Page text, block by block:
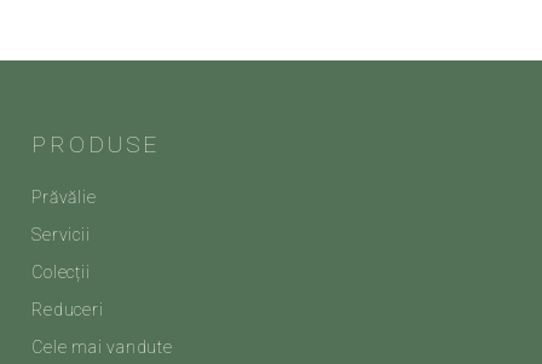
PRODUSE
Prăvălie
Servicii
Colecții
Reduceri
Cele mai vandute